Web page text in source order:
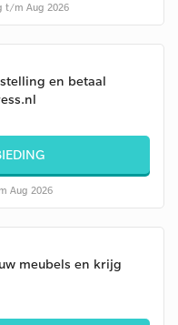
t/m Aug 2026
en betaal
Aug 2026
meubels en krijg